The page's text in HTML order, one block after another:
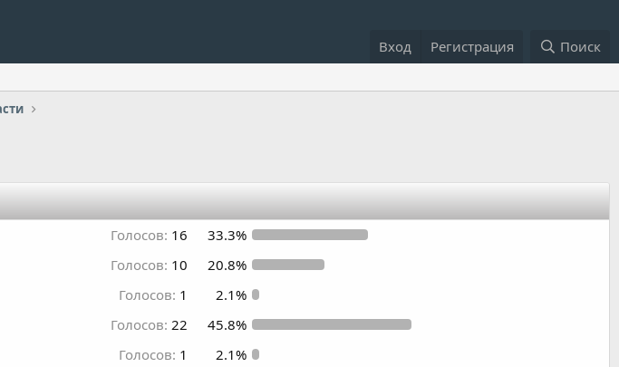
Вход Регистрация Поиск
Голосов: 16
33.3%
Голосов: 10
20.8%
Голосов: 1
2.1%
Голосов: 22
45.8%
Голосов: 1 2.1%